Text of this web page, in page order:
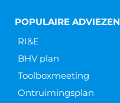
POPULAIRE ADVIEZEN
RI&E
BHV plan
Toolboxmeeting
Ontruimingsplan